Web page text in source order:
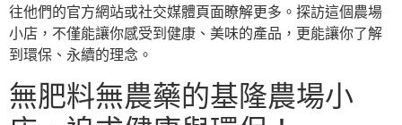
往他們的官方網站或社交媒體頁面瞭解更多。探訪這個農場
小店，不僅能讓你感受到健康、美味的產品，更能讓你了解
到環保、永續的理念。
無肥料無農藥的基隆農場小